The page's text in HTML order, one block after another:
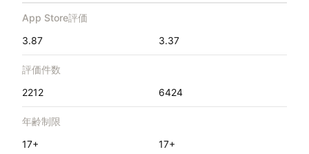
App Store評価
3.87
3.37
評価件数
2212
6424
年齢制限
17+
17+